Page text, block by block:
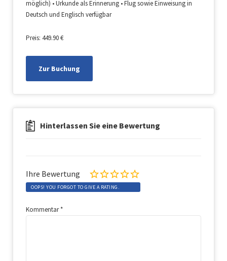
möglich) • Urkunde als Erinnerung • Flug sowie Einweisung in
Deutsch und Englisch verfügbar
Preis: 449.90 €
Zur Buchung
Hinterlassen Sie eine Bewertung
Ihre Bewertung
OOPS! YOU FORGOT TO GIVE A RATING.
Kommentar*